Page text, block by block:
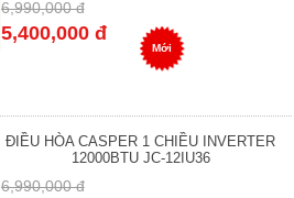
6,990,000 đ
5,400,000 đ
Mới
ĐIỀU HÒA CASPER 1 CHIỀU INVERTER
12000BTU JC-12IU36
6,990,000 đ